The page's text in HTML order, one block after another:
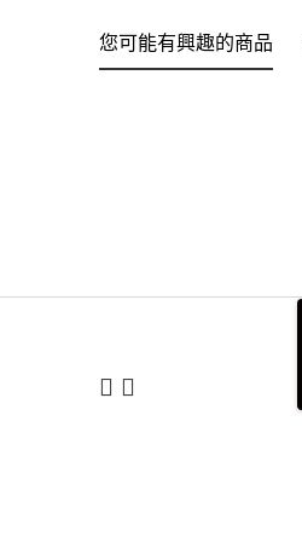
您可能有興趣的商品